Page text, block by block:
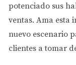
El vecindario es
Investigar sobre
puede marcar la
Considera los
potenciado sus
ventas. Ama esta
nuevo escenario
clientes a tomar